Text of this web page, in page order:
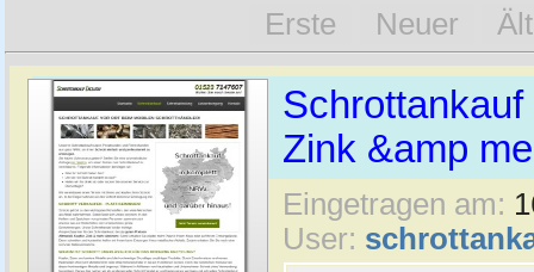
Erste Neuer
Schrottankauf
Zink &amp
Eingetragen am:
User: